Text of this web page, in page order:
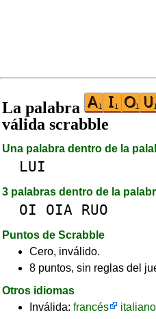
La palabra
válida scrabble
Una palabra dentro de la
LUI
3 palabras dentro de la
OI OIA RUO
Puntos de Scrabble
Cero, inválido.
8 puntos, sin reglas del
Otros idiomas
Inválida: francés italiano